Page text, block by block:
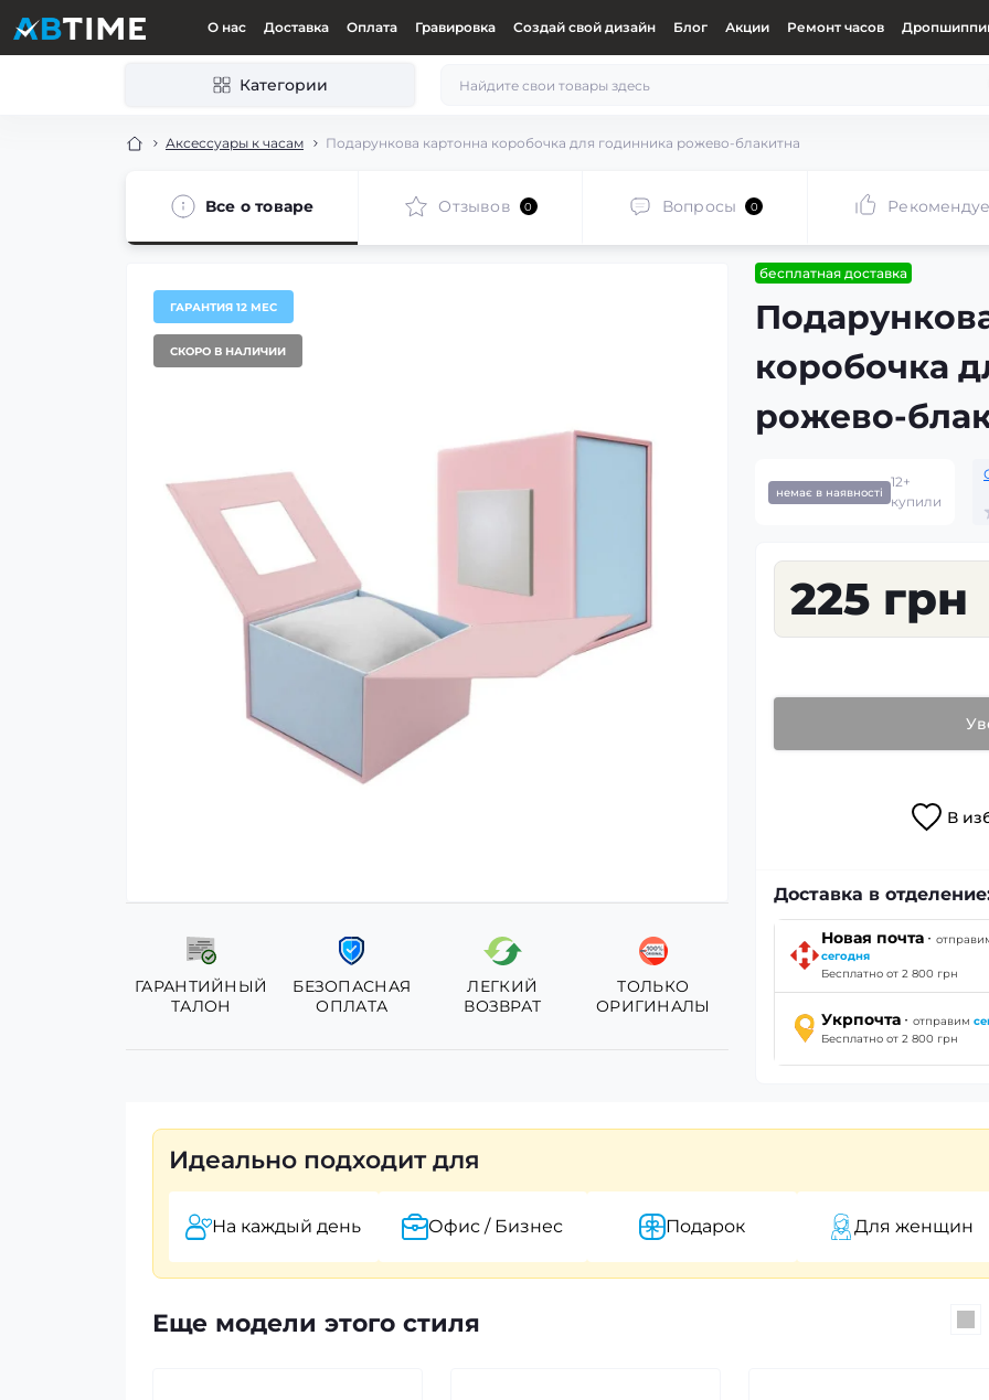
О нас Доставка Оплата Гравировка Создай свой дизайн Блог Акции Ремонт часов
Категории
Аксессуары к часам Подарункова картонна коробочка для годинника рожево-блакитна
Все о товаре Отзывов 0 Вопросы 0
ГАРАНТИЯ 12 МЕС
СКОРО В НАЛИЧИИ
ГАРАНТИЙНЫЙ
ТАЛОН
БЕЗОПАСНАЯ
ОПЛАТА
ЛЕГКИЙ
ВОЗВРАТ
ТОЛЬКО
ОРИГИНАЛЫ
бесплатная доставка
коробочка
рожево-
немає в наявності
12+
купили
225 грн
В
Доставка в
Новая почта ·
сегодня
Бесплатно от 2 800 грн
Укрпочта · отправим
Бесплатно от 2 800 грн
Идеально подходит для
На каждый день Офис / Бизнес Подарок Для женщин
Еще модели этого стиля